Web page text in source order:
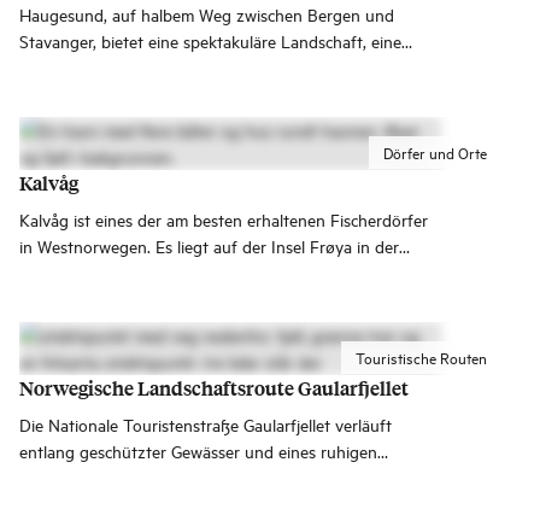
Haugesund, auf halbem Weg zwischen Bergen und
Stavanger, bietet eine spektakuläre Landschaft, eine
Dörfer und Orte
Kalvåg
Kalvåg ist eines der am besten erhaltenen Fischerdörfer
in Westnorwegen. Es liegt auf der Insel Frøya in der
Touristische Routen
Norwegische Landschaftsroute Gaularfjellet
Die Nationale Touristenstraße Gaularfjellet verläuft
entlang geschützter Gewässer und eines ruhigen